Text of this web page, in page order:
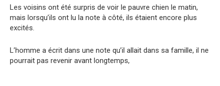
Les voisins ont été surpris de voir le pauvre chien le matin,
mais lorsqu’ils ont lu la note à côté, ils étaient encore plus
excités.
L’homme a écrit dans une note qu’il allait dans sa famille, il ne
pourrait pas revenir avant longtemps,